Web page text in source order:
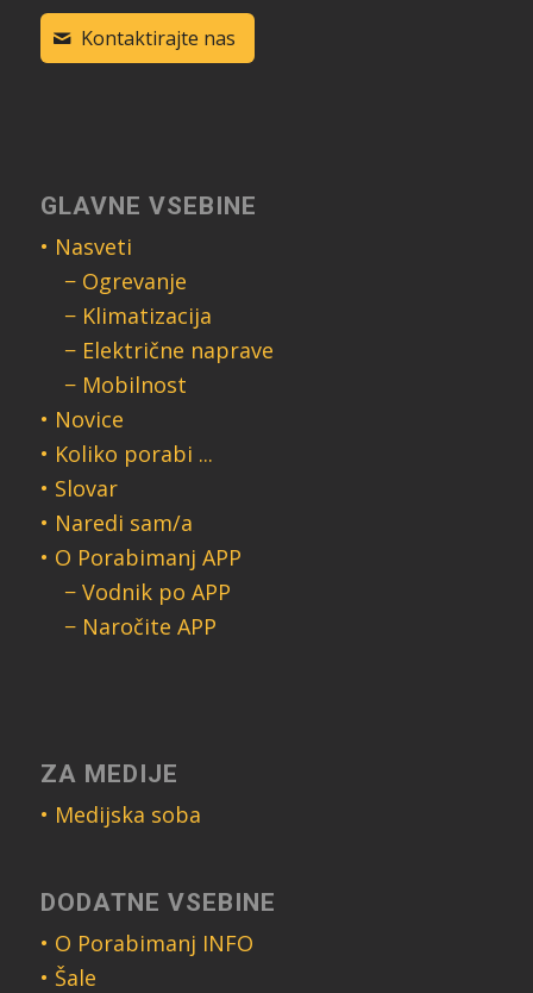
Kontaktirajte nas
GLAVNE VSEBINE
• Nasveti
− Ogrevanje
− Klimatizacija
− Električne naprave
− Mobilnost
• Novice
• Koliko porabi ...
• Slovar
• Naredi sam/a
• O Porabimanj APP
− Vodnik po APP
− Naročite APP
ZA MEDIJE
• Medijska soba
DODATNE VSEBINE
• O Porabimanj INFO
• Šale